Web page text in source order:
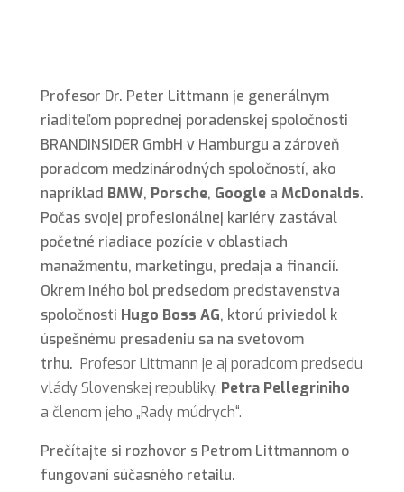
Profesor Dr. Peter Littmann je generálnym
riaditeľom poprednej poradenskej spoločnosti
BRANDINSIDER GmbH v Hamburgu a zároveň
poradcom medzinárodných spoločností, ako
napríklad BMW, Porsche, Google a McDonalds.
Počas svojej profesionálnej kariéry zastával
početné riadiace pozície v oblastiach
manažmentu, marketingu, predaja a financií.
Okrem iného bol predsedom predstavenstva
spoločnosti Hugo Boss AG, ktorú priviedol k
úspešnému presadeniu sa na svetovom
trhu. Profesor Littmann je aj poradcom predsedu
vlády Slovenskej republiky, Petra Pellegriniho
a členom jeho „Rady múdrych“.
Prečítajte si rozhovor s Petrom Littmannom o
fungovaní súčasného retailu.